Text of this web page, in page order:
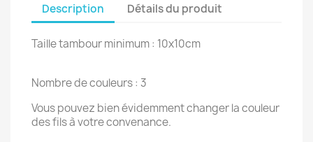
Description Détails du produit
Taille tambour minimum : 10x10cm
Nombre de couleurs : 3
Vous pouvez bien évidemment changer la couleur
des fils à votre convenance.